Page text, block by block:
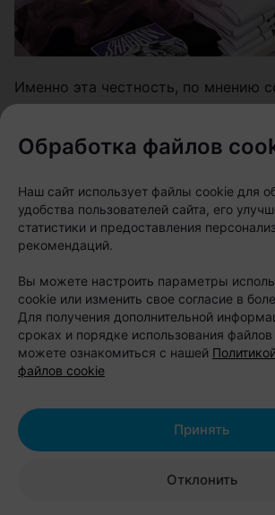
Именно эта честность, по мнению
фото, нейросетевых картинок и
ретуши Шабаны остаются
неотретушированной реальности
индустриальным характером.
Обработка файлов
Наш сайт использует файлы cookie для
удобства пользователей сайта, его
статистики и предоставления
рекомендаций.
Вы можете настроить параметры
cookie или изменить свое согласие в
Для получения дополнительной
сроках и порядке использования
можете ознакомиться с нашей
файлов cookie
Отклонить
Принять